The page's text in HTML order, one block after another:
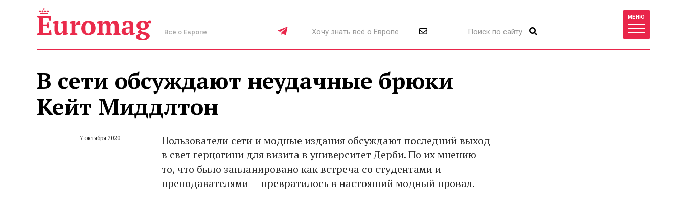
Всё о Европе
МЕНЮ
В cети обсуждают неудачные брюки
Кейт Миддлтон
7 октября 2020
Пользователи сети и модные издания обсуждают последний выход
в свет герцогини для визита в университет Дерби. По их мнению
то, что было запланировано как встреча со студентами и
преподавателями — превратилось в настоящий модный провал.